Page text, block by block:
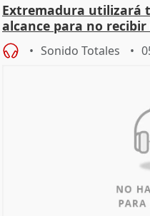
Extremadura utilizará
alcance para no
Sonido Totales